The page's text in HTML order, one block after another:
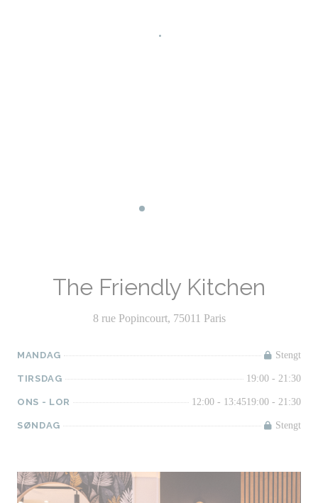
Facebook ((åpner i et nytt vindu))
The Friendly Kitchen
8 rue Popincourt, 75011 Paris
MANDAG Stengt
TIRSDAG 19:00 - 21:30
ONS - LOR 12:00 - 13:4519:00 - 21:30
SØNDAG Stengt